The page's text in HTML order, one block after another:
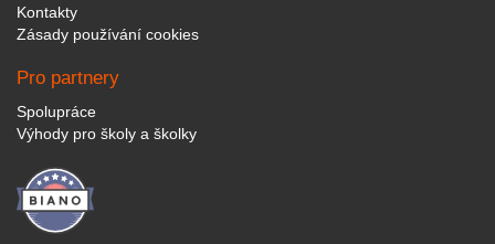
Kontakty
Zásady používání cookies
Pro partnery
Spolupráce
Výhody pro školy a školky